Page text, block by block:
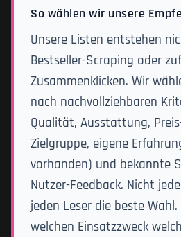
So wählen wir unsere
Unsere Listen entstehen
Bestseller-Scraping oder
Zusammenklicken. Wir
nach nachvollziehbaren
Qualität, Ausstattung,
Zielgruppe, eigene
vorhanden) und bekannte
Nutzer-Feedback. Nicht
jeden Leser die beste
welchen Einsatzzweck